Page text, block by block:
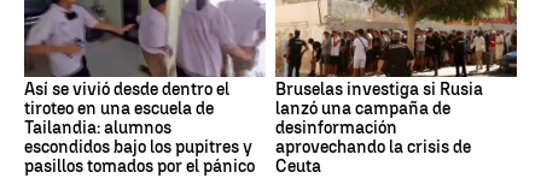
Así se vivió desde dentro el
tiroteo en una escuela de
Tailandia: alumnos
escondidos bajo los pupitres y
pasillos tomados por el pánico
Bruselas investiga si Rusia
lanzó una campaña de
desinformación
aprovechando la crisis de
Ceuta